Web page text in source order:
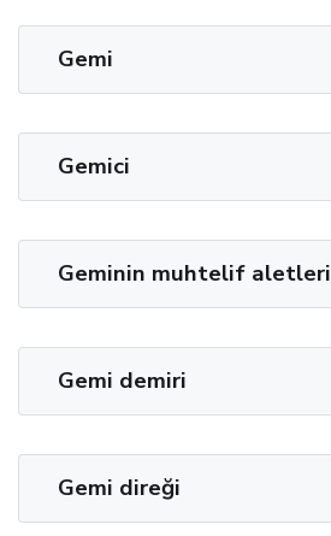
Gemi
Gemici
Geminin muhtelif aletleri
Gemi demiri
Gemi direği